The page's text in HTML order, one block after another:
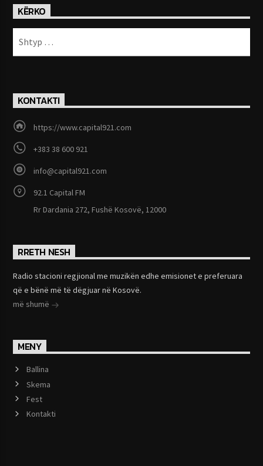
KËRKO
KONTAKTI
https://www.capital921.com
+383 38 600 921
info@capital921.com
92.1 Capital FM
Rr Dardania 272, Fushë Kosovë, 12000
RRETH NESH
Radio stacioni regjional me muzikën edhe emisionet e preferuara
që e bënë më të dëgjuar në Kosovë.
më shumë
MENY
Ballina
Skema
Fest
Kontakti